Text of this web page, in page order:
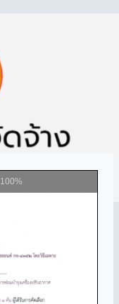
100%